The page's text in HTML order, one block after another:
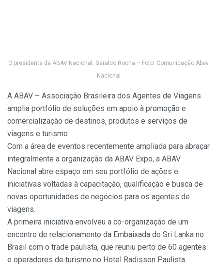
O presidente da ABAV Nacional, Geraldo Rocha – Foto: Comunicação Abav
Nacional
A ABAV – Associação Brasileira dos Agentes de Viagens
amplia portfólio de soluções em apoio à promoção e
comercialização de destinos, produtos e serviços de
viagens e turismo
Com a área de eventos recentemente ampliada para abraçar
integralmente a organização da ABAV Expo, a ABAV
Nacional abre espaço em seu portfólio de ações e
iniciativas voltadas à capacitação, qualificação e busca de
novas oportunidades de negócios para os agentes de
viagens.
A primeira iniciativa envolveu a co-organização de um
encontro de relacionamento da Embaixada do Sri Lanka no
Brasil com o trade paulista, que reuniu perto de 60 agentes
e operadores de turismo no Hotel Radisson Paulista.